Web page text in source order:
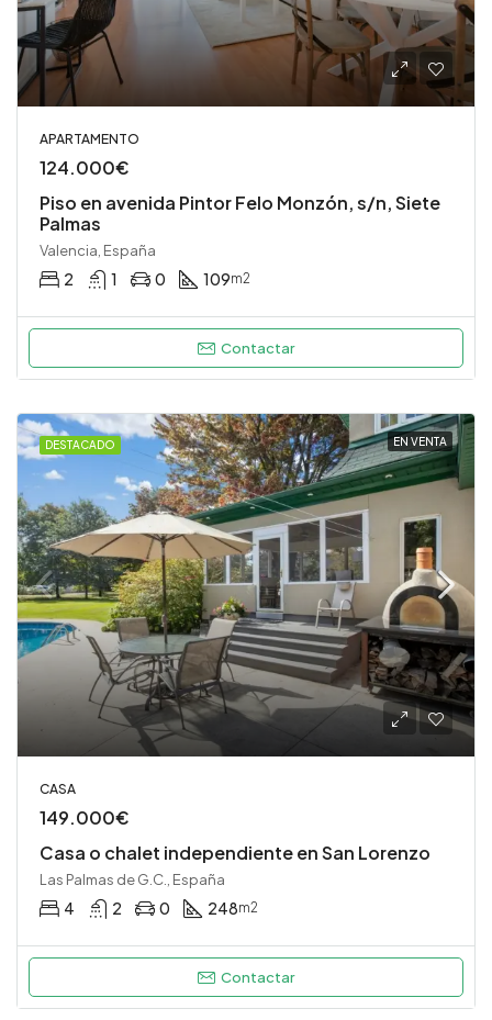
APARTAMENTO
124.000€
Piso en avenida Pintor Felo Monzón, s/n, Siete
Palmas
Valencia, España
2 1 0 109m2
Contactar
DESTACADO EN VENTA
CASA
149.000€
Casa o chalet independiente en San Lorenzo
Las Palmas de G.C., España
4 2 0 248m2
Contactar